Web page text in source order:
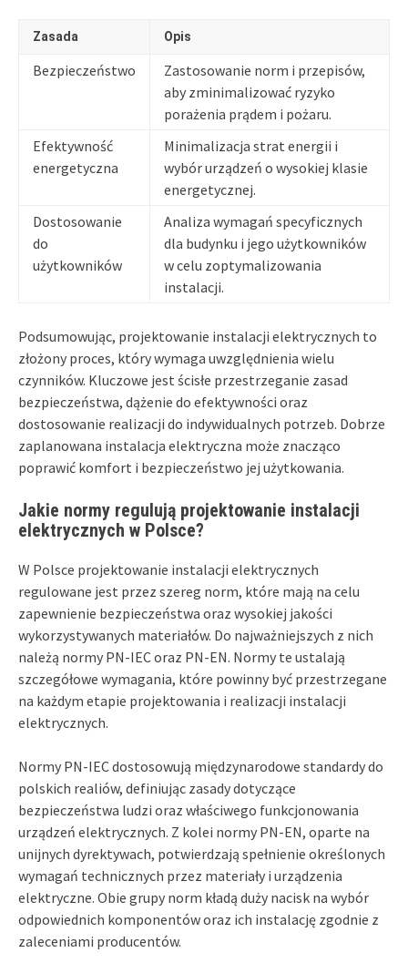
Zasada Opis
Bezpieczeństwo
Zastosowanie norm i przepisów,
aby zminimalizować ryzyko
porażenia prądem i pożaru.
Efektywność
energetyczna
Minimalizacja strat energii i
wybór urządzeń o wysokiej klasie
energetycznej.
Dostosowanie
do
użytkowników
Analiza wymagań specyficznych
dla budynku i jego użytkowników
w celu zoptymalizowania
instalacji.
Podsumowując, projektowanie instalacji elektrycznych to
złożony proces, który wymaga uwzględnienia wielu
czynników. Kluczowe jest ścisłe przestrzeganie zasad
bezpieczeństwa, dążenie do efektywności oraz
dostosowanie realizacji do indywidualnych potrzeb. Dobrze
zaplanowana instalacja elektryczna może znacząco
poprawić komfort i bezpieczeństwo jej użytkowania.
Jakie normy regulują projektowanie instalacji
elektrycznych w Polsce?
W Polsce projektowanie instalacji elektrycznych
regulowane jest przez szereg norm, które mają na celu
zapewnienie bezpieczeństwa oraz wysokiej jakości
wykorzystywanych materiałów. Do najważniejszych z nich
należą normy PN-IEC oraz PN-EN. Normy te ustalają
szczegółowe wymagania, które powinny być przestrzegane
na każdym etapie projektowania i realizacji instalacji
elektrycznych.
Normy PN-IEC dostosowują międzynarodowe standardy do
polskich realiów, definiując zasady dotyczące
bezpieczeństwa ludzi oraz właściwego funkcjonowania
urządzeń elektrycznych. Z kolei normy PN-EN, oparte na
unijnych dyrektywach, potwierdzają spełnienie określonych
wymagań technicznych przez materiały i urządzenia
elektryczne. Obie grupy norm kładą duży nacisk na wybór
odpowiednich komponentów oraz ich instalację zgodnie z
zaleceniami producentów.